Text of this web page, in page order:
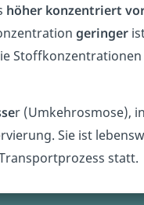
höher konzentriert
geringer
r (Umkehrosmose),
Sie ist
statt.